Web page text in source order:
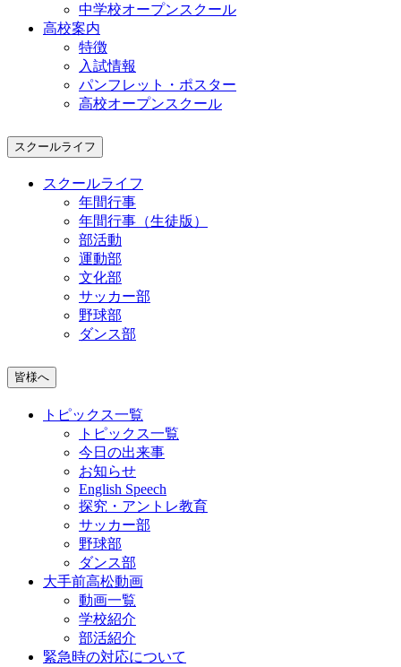
中学校オープンスクール
高校案内
特徴
入試情報
パンフレット・ポスター
高校オープンスクール
スクールライフ
スクールライフ
年間行事
年間行事（生徒版）
部活動
運動部
文化部
サッカー部
野球部
ダンス部
皆様へ
トピックス一覧
トピックス一覧
今日の出来事
お知らせ
English Speech
探究・アントレ教育
サッカー部
野球部
ダンス部
大手前高松動画
動画一覧
学校紹介
部活紹介
緊急時の対応について